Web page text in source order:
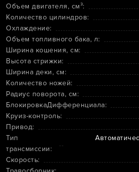
Объем двигателя, см³:
Количество цилиндров:
Охлаждение:
Объем топливного бака, л:
Ширина кошения, см:
Высота стрижки:
Ширина деки, см:
Количество ножей:
Радиус поворота, см:
БлокировкаДифференциала:
Круиз-контроль:
Привод:
Тип
трансмиссии:
Скорость: